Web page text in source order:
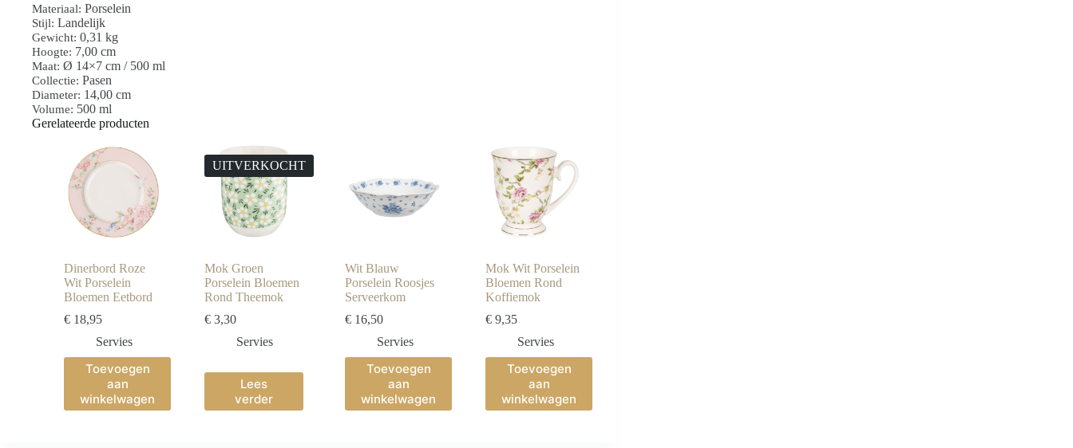
Materiaal: Porselein
Stijl: Landelijk
Gewicht: 0,31 kg
Hoogte: 7,00 cm
Maat: Ø 14×7 cm / 500 ml
Collectie: Pasen
Diameter: 14,00 cm
Volume: 500 ml
Gerelateerde producten
Dinerbord Roze
Wit Porselein
Bloemen Eetbord
€ 18,95
Servies
Toevoegen
aan
winkelwagen
UITVERKOCHT
Mok Groen
Porselein Bloemen
Rond Theemok
€ 3,30
Servies
Lees
verder
Wit Blauw
Porselein Roosjes
Serveerkom
€ 16,50
Servies
Toevoegen
aan
winkelwagen
Mok Wit Porselein
Bloemen Rond
Koffiemok
€ 9,35
Servies
Toevoegen
aan
winkelwagen